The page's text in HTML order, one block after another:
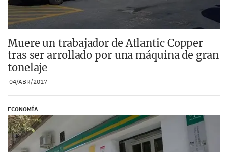
Muere un trabajador de Atlantic Copper
tras ser arrollado por una máquina de gran
tonelaje
04/ABR/2017
ECONOMÍA